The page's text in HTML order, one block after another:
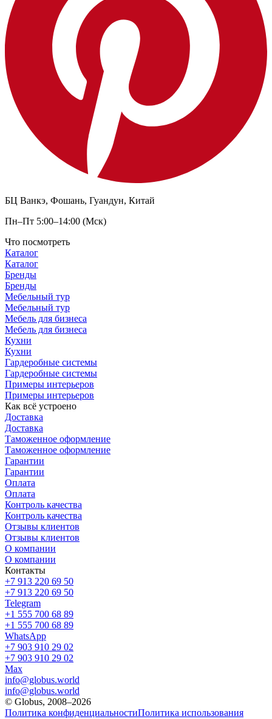
БЦ Ванкэ, Фошань, Гуандун, Китай
Пн–Пт 5:00–14:00 (Мск)
Что посмотреть
Каталог
Каталог
Бренды
Бренды
Мебельный тур
Мебельный тур
Мебель для бизнеса
Мебель для бизнеса
Кухни
Кухни
Гардеробные системы
Гардеробные системы
Примеры интерьеров
Примеры интерьеров
Как всё устроено
Доставка
Доставка
Таможенное оформление
Таможенное оформление
Гарантии
Гарантии
Оплата
Оплата
Контроль качества
Контроль качества
Отзывы клиентов
Отзывы клиентов
О компании
О компании
Контакты
+7 913 220 69 50
+7 913 220 69 50
Telegram
+1 555 700 68 89
+1 555 700 68 89
WhatsApp
+7 903 910 29 02
+7 903 910 29 02
Max
info@globus.world
info@globus.world
© Globus, 2008–2026
Политика конфиденциальностиПолитика использования